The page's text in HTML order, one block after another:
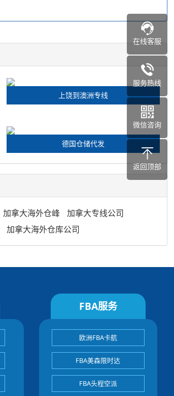
上饶到澳洲专线
德国仓储代发
加拿大海外仓峰
加拿大专线公司
加拿大海外仓库公司
FBA服务
欧洲FBA卡航
FBA美森限时达
FBA头程空派
在线客服
服务热线
微信咨询
返回顶部